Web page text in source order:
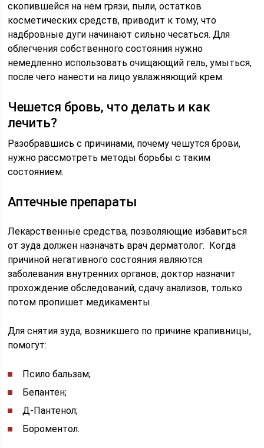
скопившейся на нем грязи, пыли, остатков
косметических средств, приводит к тому, что
надбровные дуги начинают сильно чесаться. Для
облегчения собственного состояния нужно
немедленно использовать очищающий гель, умыться,
после чего нанести на лицо увлажняющий крем.
Чешется бровь, что делать и как
лечить?
Разобравшись с причинами, почему чешутся брови,
нужно рассмотреть методы борьбы с таким
состоянием.
Аптечные препараты
Лекарственные средства, позволяющие избавиться
от зуда должен назначать врач дерматолог. Когда
причиной негативного состояния являются
заболевания внутренних органов, доктор назначит
прохождение обследований, сдачу анализов, только
потом пропишет медикаменты.
Для снятия зуда, возникшего по причине крапивницы,
помогут:
Псило бальзам;
Бепантен;
Д-Пантенол;
Бороментол.